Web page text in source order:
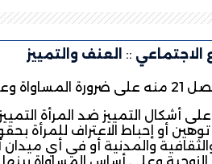
الاجتماعي :: العنف والتمييز
أشكال التمييز ضد المرأة
أو إحباط الاعتراف للمرأة
والمدنية أو في أي
الزوجية وعلى أساس المساواة بينها